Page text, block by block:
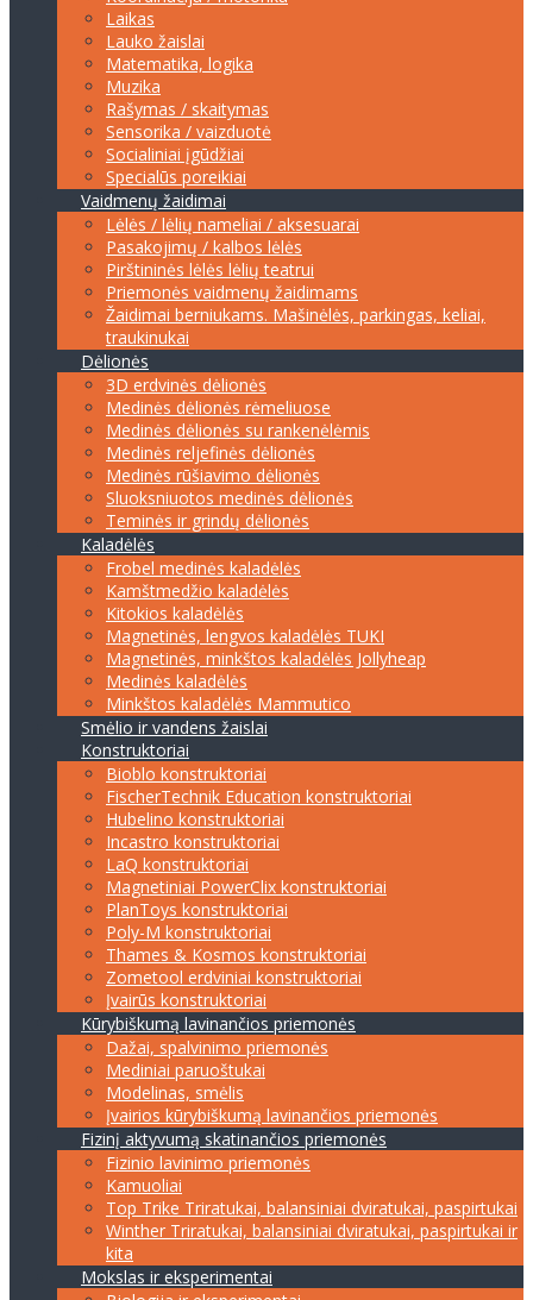
Laikas
Lauko žaislai
Matematika, logika
Muzika
Rašymas / skaitymas
Sensorika / vaizduotė
Socialiniai įgūdžiai
Specialūs poreikiai
Vaidmenų žaidimai
Lėlės / lėlių nameliai / aksesuarai
Pasakojimų / kalbos lėlės
Pirštininės lėlės lėlių teatrui
Priemonės vaidmenų žaidimams
Žaidimai berniukams. Mašinėlės, parkingas, keliai,
traukinukai
Dėlionės
3D erdvinės dėlionės
Medinės dėlionės rėmeliuose
Medinės dėlionės su rankenėlėmis
Medinės reljefinės dėlionės
Medinės rūšiavimo dėlionės
Sluoksniuotos medinės dėlionės
Teminės ir grindų dėlionės
Kaladėlės
Frobel medinės kaladėlės
Kamštmedžio kaladėlės
Kitokios kaladėlės
Magnetinės, lengvos kaladėlės TUKI
Magnetinės, minkštos kaladėlės Jollyheap
Medinės kaladėlės
Minkštos kaladėlės Mammutico
Smėlio ir vandens žaislai
Konstruktoriai
Bioblo konstruktoriai
FischerTechnik Education konstruktoriai
Hubelino konstruktoriai
Incastro konstruktoriai
LaQ konstruktoriai
Magnetiniai PowerClix konstruktoriai
PlanToys konstruktoriai
Poly-M konstruktoriai
Thames & Kosmos konstruktoriai
Zometool erdviniai konstruktoriai
Įvairūs konstruktoriai
Kūrybiškumą lavinančios priemonės
Dažai, spalvinimo priemonės
Mediniai paruoštukai
Modelinas, smėlis
Įvairios kūrybiškumą lavinančios priemonės
Fizinį aktyvumą skatinančios priemonės
Fizinio lavinimo priemonės
Kamuoliai
Top Trike Triratukai, balansiniai dviratukai, paspirtukai
Winther Triratukai, balansiniai dviratukai, paspirtukai ir
kita
Mokslas ir eksperimentai